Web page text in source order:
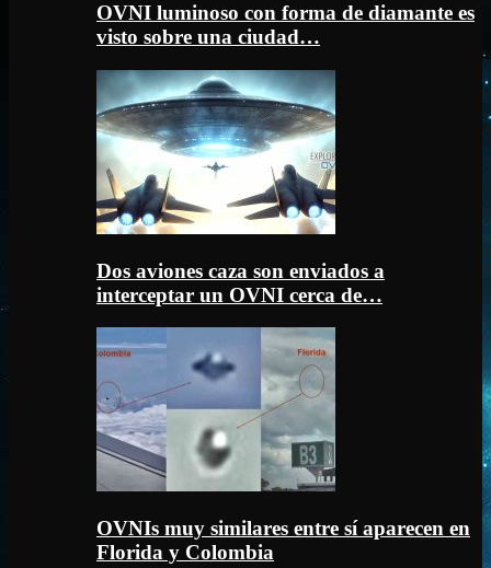
OVNI luminoso con forma de diamante es
visto sobre una ciudad…
Dos aviones caza son enviados a
interceptar un OVNI cerca de…
OVNIs muy similares entre sí aparecen en
Florida y Colombia